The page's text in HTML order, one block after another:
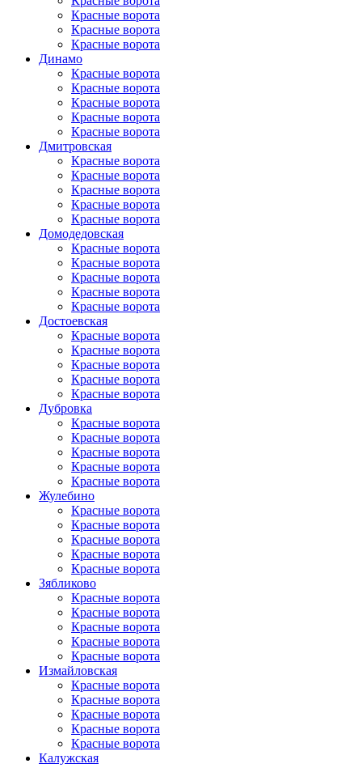
Красные ворота
Красные ворота
Красные ворота
Динамо
Красные ворота
Красные ворота
Красные ворота
Красные ворота
Красные ворота
Дмитровская
Красные ворота
Красные ворота
Красные ворота
Красные ворота
Красные ворота
Домоде­довская
Красные ворота
Красные ворота
Красные ворота
Красные ворота
Красные ворота
Достоевская
Красные ворота
Красные ворота
Красные ворота
Красные ворота
Красные ворота
Дубровка
Красные ворота
Красные ворота
Красные ворота
Красные ворота
Красные ворота
Жулебино
Красные ворота
Красные ворота
Красные ворота
Красные ворота
Красные ворота
Зябликово
Красные ворота
Красные ворота
Красные ворота
Красные ворота
Красные ворота
Измайловская
Красные ворота
Красные ворота
Красные ворота
Красные ворота
Красные ворота
Калужская